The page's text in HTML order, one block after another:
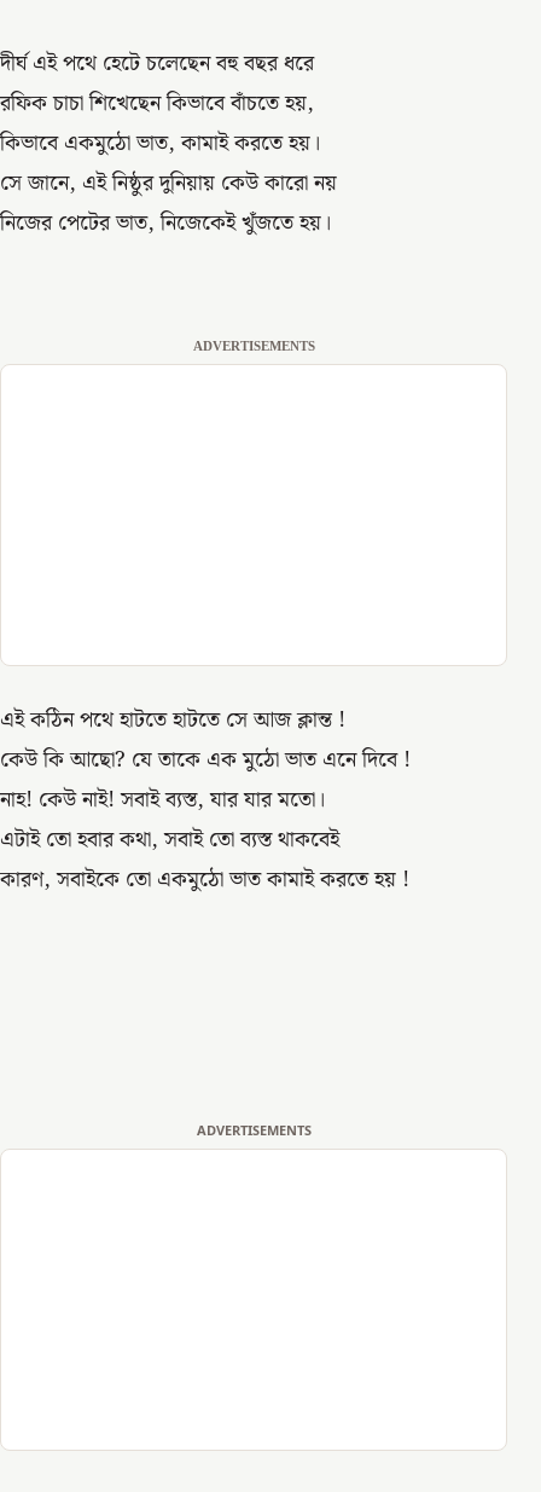
দীর্ঘ এই পথে হেটে চলেছেন বহু বছর ধরে
রফিক চাচা শিখেছেন কিভাবে বাঁচতে হয়,
কিভাবে একমুঠো ভাত, কামাই করতে হয়।
সে জানে, এই নিষ্ঠুর দুনিয়ায় কেউ কারো নয়
নিজের পেটের ভাত, নিজেকেই খুঁজতে হয়।
ADVERTISEMENTS
এই কঠিন পথে হাটতে হাটতে সে আজ ক্লান্ত !
কেউ কি আছো? যে তাকে এক মুঠো ভাত এনে দিবে !
নাহ! কেউ নাই! সবাই ব্যস্ত, যার যার মতো।
এটাই তো হবার কথা, সবাই তো ব্যস্ত থাকবেই
কারণ, সবাইকে তো একমুঠো ভাত কামাই করতে হয় !
ADVERTISEMENTS